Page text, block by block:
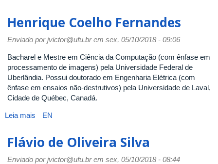
Luiz
Razente
Henrique Coelho Fernandes
Enviado porjvictor@ufu.brem sex, 05/10/2018 - 09:06
Bacharel e Mestre em Ciência da Computação (com ênfase em
processamento de imagens) pela Universidade Federal de
Uberlândia. Possui doutorado em Engenharia Elétrica (com
ênfase em ensaios não-destrutivos) pela Universidade de Laval,
Cidade de Québec, Canadá.
Leia mais sobre
Coelho
Fernandes
EN
Flávio de Oliveira Silva
Enviado porjvictor@ufu.brem sex, 05/10/2018 - 08:44